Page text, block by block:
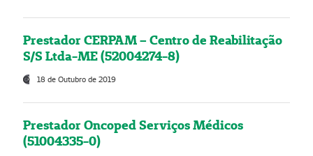
Prestador CERPAM – Centro de Reabilitação
S/S Ltda-ME (52004274-8)
18 de Outubro de 2019
Prestador Oncoped Serviços Médicos
(51004335-0)